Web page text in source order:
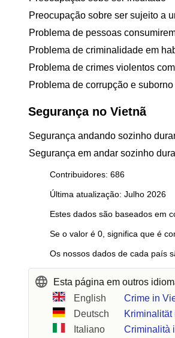
Preocupação sobre ser sujeito a
Problema de pessoas
Problema de criminalidade em
Problema de crimes violentos
Problema de corrupção e suborno
Segurança no Vietnã
Segurança andando sozinho
Segurança em andar sozinho
Contribuidores: 686
Última atualização: Julho 2026
Estes dados são baseados em
Se o valor é 0, significa que é
Os nossos dados de cada país
Esta página em outros
English
Crime in
Deutsch
Kriminalität
Italiano
Criminalità